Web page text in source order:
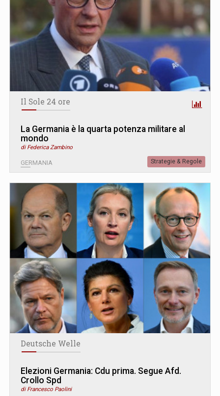
Il Sole 24 ore
La Germania è la quarta potenza militare al
mondo
di Federica Zambino
GERMANIA Strategie & Regole
Deutsche Welle
Elezioni Germania: Cdu prima. Segue Afd.
Crollo Spd
di Francesco Paolini